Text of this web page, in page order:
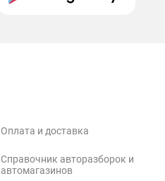
Оплата и доставка
Справочник авторазборок и
автомагазинов